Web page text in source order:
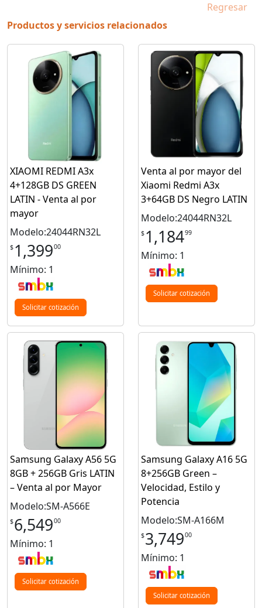
Regresar
Productos y servicios relacionados
XIAOMI REDMI A3x
4+128GB DS GREEN
LATIN - Venta al por
mayor
Modelo:24044RN32L
$ 1,39900
Mínimo: 1
Solicitar cotización
Venta al por mayor del
Xiaomi Redmi A3x
3+64GB DS Negro LATIN
Modelo:24044RN32L
$ 1,18499
Mínimo: 1
Solicitar cotización
Samsung Galaxy A56 5G
8GB + 256GB Gris LATIN
– Venta al por Mayor
Modelo:SM-A566E
$6,54900
Mínimo: 1
Solicitar cotización
Samsung Galaxy A16 5G
8+256GB Green –
Velocidad, Estilo y
Potencia
Modelo:SM-A166M
$3,74900
Mínimo: 1
Solicitar cotización